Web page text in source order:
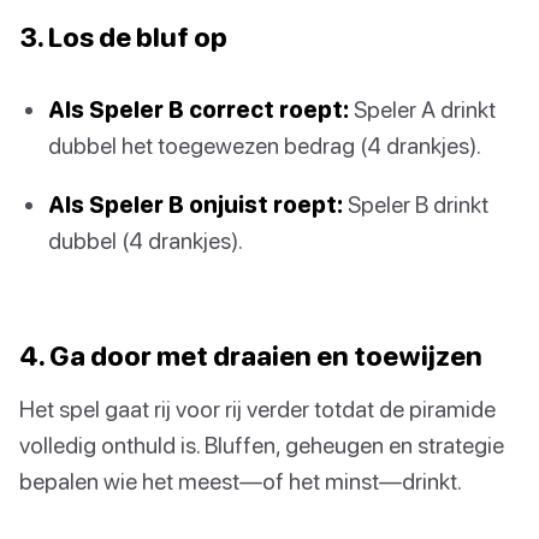
3. Los de bluf op
Als Speler B correct roept: Speler A drinkt
dubbel het toegewezen bedrag (4 drankjes).
Als Speler B onjuist roept: Speler B drinkt
dubbel (4 drankjes).
4. Ga door met draaien en toewijzen
Het spel gaat rij voor rij verder totdat de piramide
volledig onthuld is. Bluffen, geheugen en strategie
bepalen wie het meest—of het minst—drinkt.